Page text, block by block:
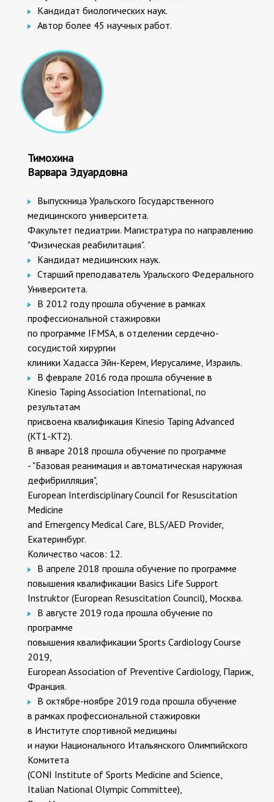
Кандидат биологических наук.
Автор более 45 научных работ.
Тимохина
Варвара Эдуардовна
Выпускница Уральского Государственного
медицинского университета.
Факультет педиатрии. Магистратура по направлению
"Физическая реабилитация".
Кандидат медицинских наук.
Старший преподаватель Уральского Федерального
Университета.
В 2012 году прошла обучение в рамках
профессиональной стажировки
по программе IFMSA, в отделении сердечно-
сосудистой хирургии
клиники Хадасса Эйн-Керем, Иерусалиме, Израиль.
В феврале 2016 года прошла обучение в
Kinesio Taping Association International, по
результатам
присвоена квалификация Kinesio Taping Advanced
(KT1-KT2).
В январе 2018 прошла обучение по программе
- "Базовая реанимация и автоматическая наружная
дефибрилляция",
European Interdisciplinary Council for Resuscitation
Medicine
and Emergency Medical Care, BLS/AED Provider,
Екатеринбург.
Количество часов: 12.
В апреле 2018 прошла обучение по программе
повышения квалификации Basics Life Support
Instruktor (European Resuscitation Council), Москва.
В августе 2019 года прошла обучение по
программе
повышения квалификации Sports Cardiology Course
2019,
European Association of Preventive Cardiology, Париж,
Франция.
В октябре-ноябре 2019 года прошла обучение
в рамках профессиональной стажировки
в Институте спортивной медицины
и науки Национального Итальянского Олимпийского
Комитета
(CONI Institute of Sports Medicine and Science,
Italian National Olympic Committee),